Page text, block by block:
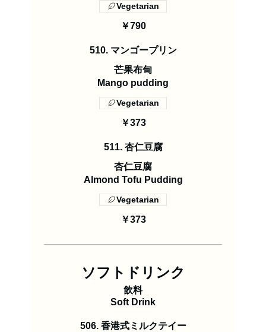
￥790
Vegetarian
510. マンゴープリン
芒果布甸
Mango pudding
￥373
Vegetarian
511. 杏仁豆腐
杏仁豆腐
Almond Tofu Pudding
￥373
Vegetarian
ソフトドリンク
飲料
Soft Drink
506. 香港式ミルクテイー